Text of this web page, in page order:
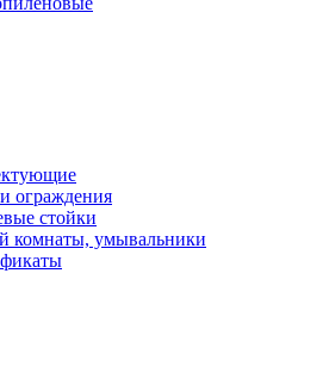
ограждения
стойки
комнаты, умывальники